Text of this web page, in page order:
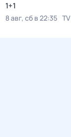
1+1
8 авг, сб в 22:35